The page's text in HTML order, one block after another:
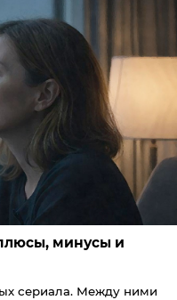
минусы и
сериала. Между ними